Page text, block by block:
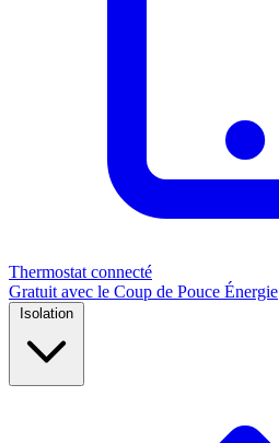
Thermostat connecté
Gratuit avec le Coup de Pouce Énergie